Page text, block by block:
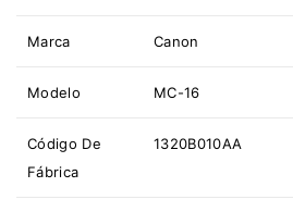
Marca Canon
Modelo MC-16
Código De
Fábrica
1320B010AA